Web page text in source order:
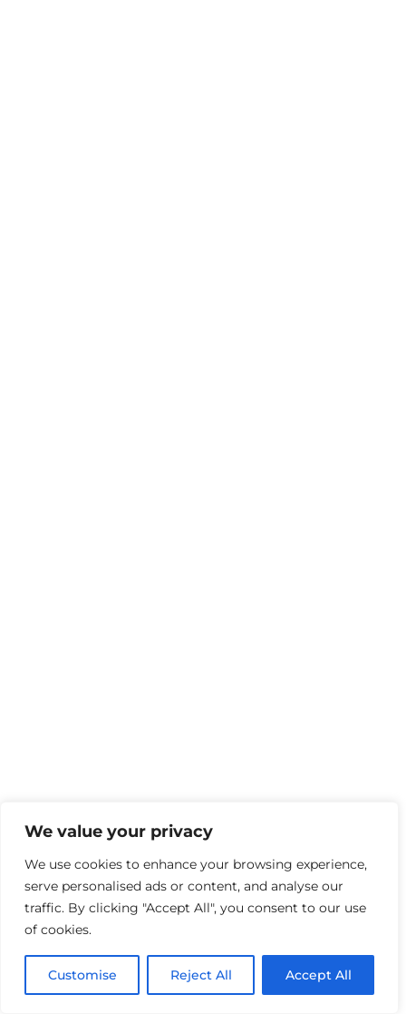
We value your privacy
We use cookies to enhance your browsing experience,
serve personalised ads or content, and analyse our
traffic. By clicking "Accept All", you consent to our use
of cookies.
Customise Reject All Accept All